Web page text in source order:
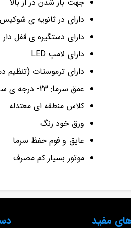
دارای در ثانویه‌ ی
دارای دستگیره‌ ی قفل‌ دار
دارای لامپ LED
دارای ترموستات (تنظیم
عمق سرما: 23- درجه‌ ی سانتی‌ گراد
کلاس منطقه‌ ای معتدله
ورق خود رنگ
عایق و فوم حفظ سرما
موتور بسیار کم مصرف
مفید